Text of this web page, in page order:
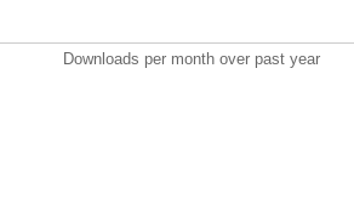
Downloads per month over past year